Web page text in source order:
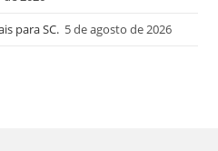
para SC. 5 de agosto de 2026